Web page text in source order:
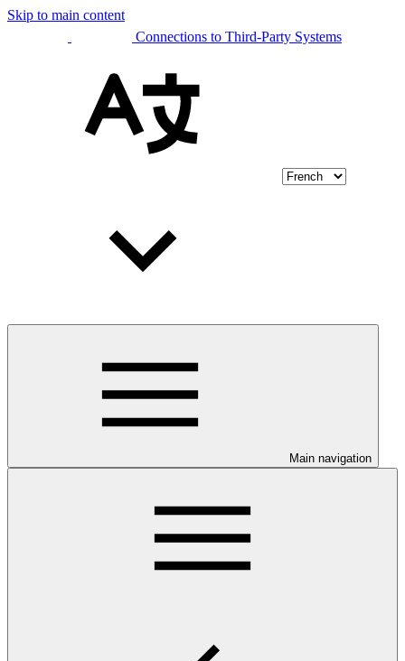
Skip to main content
Connections to Third-Party Systems
Main navigation